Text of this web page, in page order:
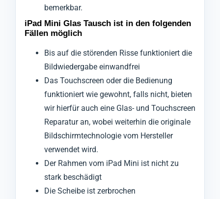
bemerkbar.
iPad Mini Glas Tausch ist in den folgenden
Fällen möglich
Bis auf die störenden Risse funktioniert die
Bildwiedergabe einwandfrei
Das Touchscreen oder die Bedienung
funktioniert wie gewohnt, falls nicht, bieten
wir hierfür auch eine Glas- und Touchscreen
Reparatur an, wobei weiterhin die originale
Bildschirmtechnologie vom Hersteller
verwendet wird.
Der Rahmen vom iPad Mini ist nicht zu
stark beschädigt
Die Scheibe ist zerbrochen